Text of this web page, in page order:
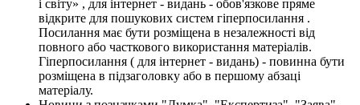
і світу» , для інтернет - видань - обов'язкове пряме
відкрите для пошукових систем гіперпосилання .
Посилання має бути розміщена в незалежності від
повного або часткового використання матеріалів.
Гіперпосилання ( для інтернет - видань) - повинна бути
розміщена в підзаголовку або в першому абзаці
матеріалу.